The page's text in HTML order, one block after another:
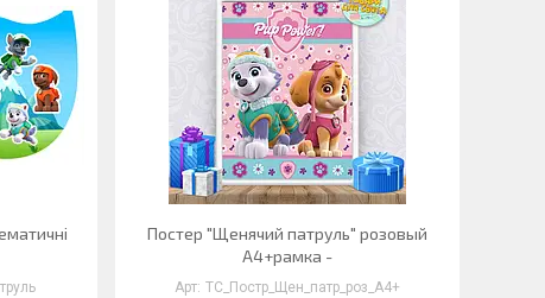
Постер "Щенячий патруль" розовый
А4+рамка -
ТС_Постр_Щен_патр_роз_А4+